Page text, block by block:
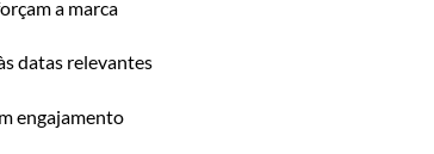
a marca
datas relevantes
engajamento